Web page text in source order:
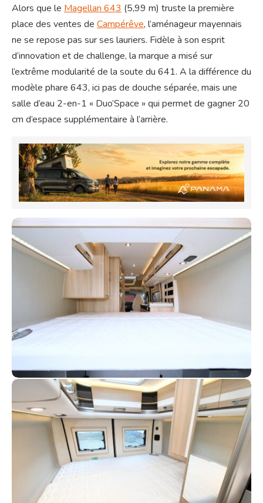
Alors que le Magellan 643 (5,99 m) truste la première
place des ventes de Campérêve, l’aménageur mayennais
ne se repose pas sur ses lauriers. Fidèle à son esprit
d’innovation et de challenge, la marque a misé sur
l’extrême modularité de la soute du 641. A la différence du
modèle phare 643, ici pas de douche séparée, mais une
salle d’eau 2-en-1 « Duo’Space » qui permet de gagner 20
cm d’espace supplémentaire à l’arrière.